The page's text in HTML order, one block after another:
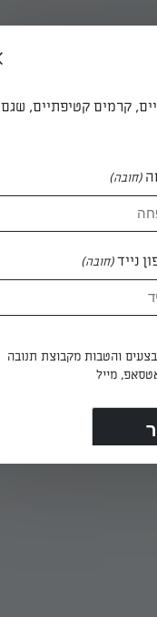
קרמים קטיפתיים, שגם
(חובה)
נייד(חובה)
והטבות מקבוצת תנובה